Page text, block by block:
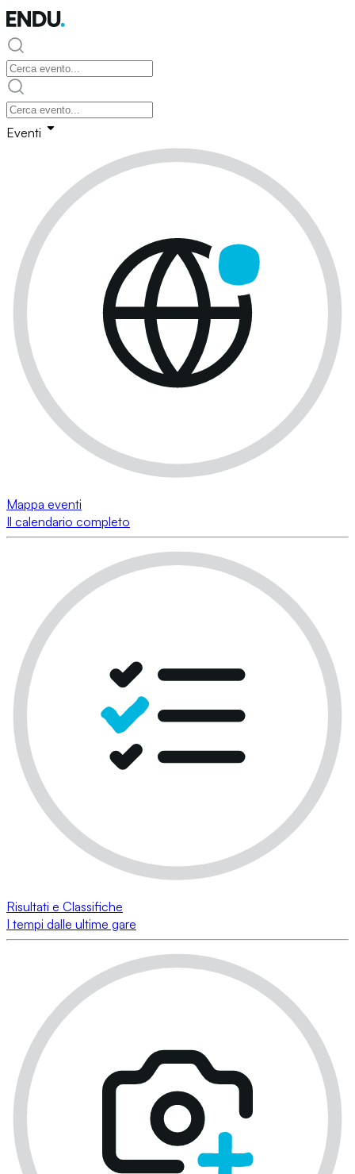
Eventi
Mappa eventi
Il calendario completo
Risultati e Classifiche
I tempi dalle ultime gare